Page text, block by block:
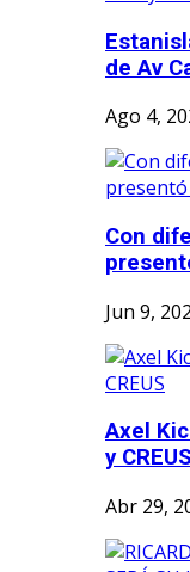
de Av
Ago 4,
Con
Jun 9,
Axel
y CREUS
Abr 29,